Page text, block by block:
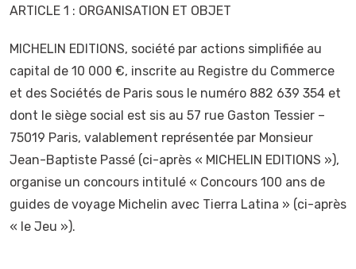
ARTICLE 1 : ORGANISATION ET OBJET
MICHELIN EDITIONS, société par actions simplifiée au
capital de 10 000 €, inscrite au Registre du Commerce
et des Sociétés de Paris sous le numéro 882 639 354 et
dont le siège social est sis au 57 rue Gaston Tessier –
75019 Paris, valablement représentée par Monsieur
Jean-Baptiste Passé (ci-après « MICHELIN EDITIONS »),
organise un concours intitulé « Concours 100 ans de
guides de voyage Michelin avec Tierra Latina » (ci-après
« le Jeu »).